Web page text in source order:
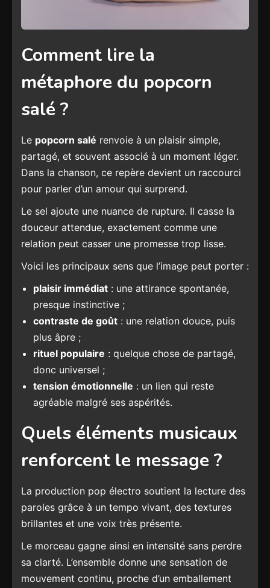
Comment lire la
métaphore du popcorn
salé ?
Le popcorn salé renvoie à un plaisir simple,
partagé, et souvent associé à un moment léger.
Dans la chanson, ce repère devient un raccourci
pour parler d’un amour qui surprend.
Le sel ajoute une nuance de rupture. Il casse la
douceur attendue, exactement comme une
relation peut casser une promesse trop lisse.
Voici les principaux sens que l’image peut porter :
plaisir immédiat : une attirance spontanée,
presque instinctive ;
contraste de goût : une relation douce, puis
plus âpre ;
rituel populaire : quelque chose de partagé,
donc universel ;
tension émotionnelle : un lien qui reste
agréable malgré ses aspérités.
Quels éléments musicaux
renforcent le message ?
La production pop électro soutient la lecture des
paroles grâce à un tempo vivant, des textures
brillantes et une voix très présente.
Le morceau gagne ainsi en intensité sans perdre
sa clarté. L’ensemble donne une sensation de
mouvement continu, proche d’un emballement